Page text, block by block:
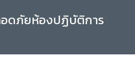
อดภัยห้องปฏิบัติการ